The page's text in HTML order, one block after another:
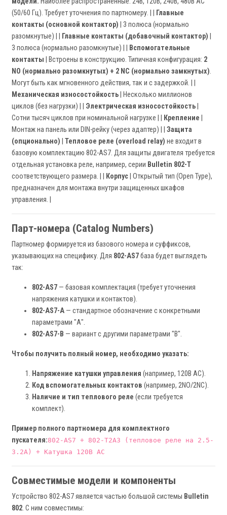
(50/60 Гц). Требует уточнения по партномеру. | |
Главные
контакты (основной контактор) | 3 полюса (нормально
разомкнутые) | |
Главные контакты (добавочный контактор)
3 полюса (нормально разомкнутые) | |
Вспомогательные
контакты | Встроены в конструкцию. Типичная конфигурация: 2
NO (нормально разомкнутых) + 2 NC (нормально замкнутых).
Могут быть как мгновенного действия, так и с задержкой. | |
Механическая износостойкость | Несколько миллионов
циклов (без нагрузки) | | Электрическая износостойкость
Сотни тысяч циклов при номинальной нагрузке | |
Крепление
Монтаж на панель или DIN-рейку (через адаптер) | | Защита
(опционально) Тепловое реле (overload relay) не входит в
базовую комплектацию 802-AS7. Для защиты двигателя требуется
отдельная установка реле, например, серии Bulletin 802-T
соответствующего размера. | |
Корпус | Открытый тип (Open Type),
предназначен для монтажа внутри защищенных шкафов
управления. |
Парт-номера (Catalog Numbers)
Партномер формируется из базового номера и суффиксов,
указывающих на специфику. Для 802-AS7база будет выглядеть
так:
802-AS7 — базовая комплектация (требует уточнения
напряжения катушки и контактов).
802-AS7-A — стандартное обозначение с конкретными
параметрами "А".
802-AS7-B — вариант с другими параметрами "B".
Чтобы получить полный номер, необходимо указать:
Напряжение катушки управления (например, 120В AC).
Код вспомогательных контактов (например, 2NO/2NC).
Наличие и тип теплового реле (если требуется
комплект).
Пример полного партномера для комплектного
пускателя:802-AS7 + 802-T2A3 (тепловое реле на 2.5-
3.2А) + Катушка 120В AC
Совместимые модели и компоненты
Устройство 802-AS7 является частью большой системы Bulletin
802. С ним совместимы: